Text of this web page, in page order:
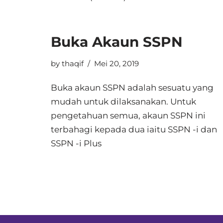
Buka Akaun SSPN
by thaqif Mei 20, 2019
Buka akaun SSPN adalah sesuatu yang
mudah untuk dilaksanakan. Untuk
pengetahuan semua, akaun SSPN ini
terbahagi kepada dua iaitu SSPN -i dan
SSPN -i Plus